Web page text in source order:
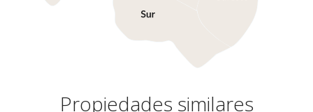
Propiedades similares